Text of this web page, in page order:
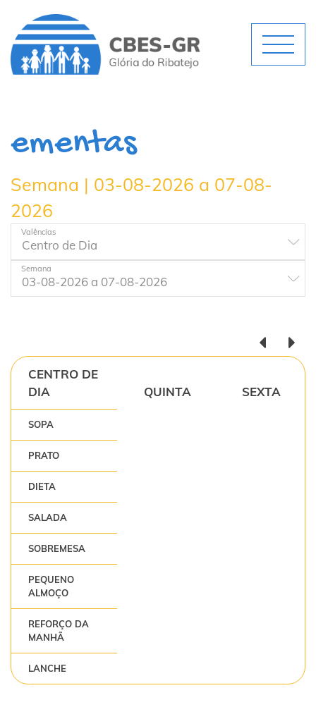
ementas
Semana | 03-08-2026 a 07-08-
2026
Valências
Semana
CENTRO DE
DIA
QUINTA SEXTA
SOPA
PRATO
DIETA
SALADA
SOBREMESA
PEQUENO
ALMOÇO
REFORÇO DA
MANHÃ
LANCHE